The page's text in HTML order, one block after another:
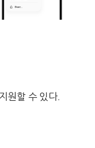
원할 수 있다.